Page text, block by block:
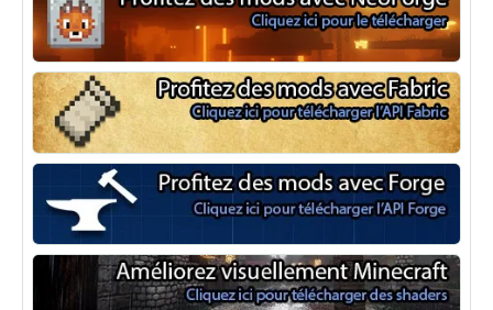
NeoForge
Minecraft Fabric
Minecraft Forge